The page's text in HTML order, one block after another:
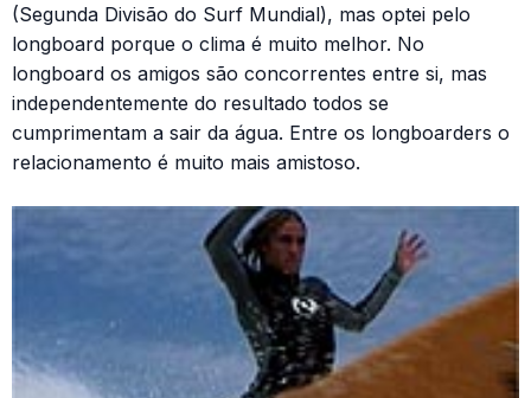
(Segunda Divisão do Surf Mundial), mas optei pelo
longboard porque o clima é muito melhor. No
longboard os amigos são concorrentes entre si, mas
independentemente do resultado todos se
cumprimentam a sair da água. Entre os longboarders o
relacionamento é muito mais amistoso.